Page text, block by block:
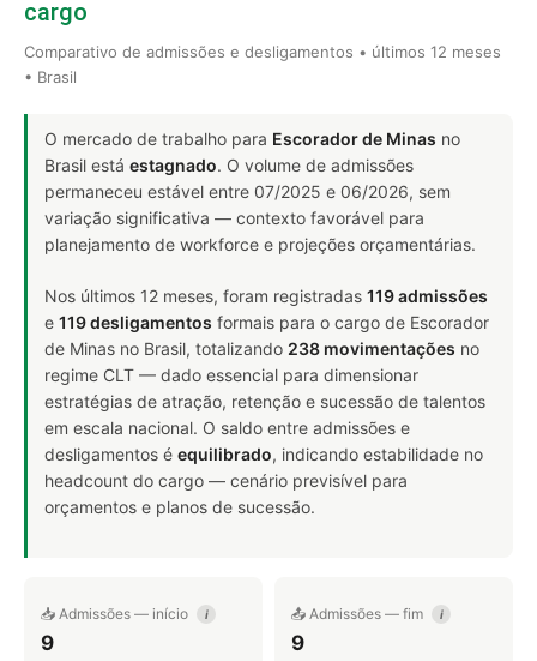
cargo
Comparativo de admissões e desligamentos • últimos 12 meses
• Brasil
O mercado de trabalho para Escorador de Minas no
Brasil está estagnado. O volume de admissões
permaneceu estável entre 07/2025 e 06/2026, sem
variação significativa — contexto favorável para
planejamento de workforce e projeções orçamentárias.
Nos últimos 12 meses, foram registradas 119 admissões
e 119 desligamentos formais para o cargo de Escorador
de Minas no Brasil, totalizando 238 movimentações no
regime CLT — dado essencial para dimensionar
estratégias de atração, retenção e sucessão de talentos
em escala nacional. O saldo entre admissões e
desligamentos é equilibrado, indicando estabilidade no
headcount do cargo — cenário previsível para
orçamentos e planos de sucessão.
📥 Admissões — início i
9
📤 Admissões — fim i
9